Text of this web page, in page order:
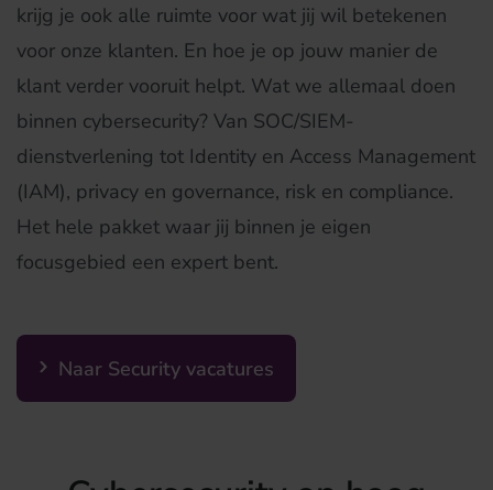
krijg je ook alle ruimte voor wat jij wil betekenen
voor onze klanten. En hoe je op jouw manier de
klant verder vooruit helpt. Wat we allemaal doen
binnen cybersecurity? Van SOC/SIEM-
dienstverlening tot Identity en Access Management
(IAM), privacy en governance, risk en compliance.
Het hele pakket waar jij binnen je eigen
focusgebied een expert bent.
Naar Security vacatures